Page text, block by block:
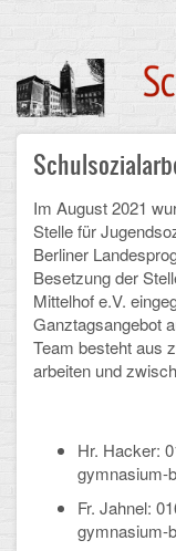
content
Main
navigation
STARTSEITE
UNSERE SCHULE
Infos zum
Was uns wichtig
Campus
Schulalbum
Im August 2021
Stelle für
Berliner
Besetzung der
Mittelhof e.V.
Ganztagsangebot
Team besteht aus
arbeiten und
Hr. Hacker:
gymnasium-
Fr. Jahnel:
gymnasium-